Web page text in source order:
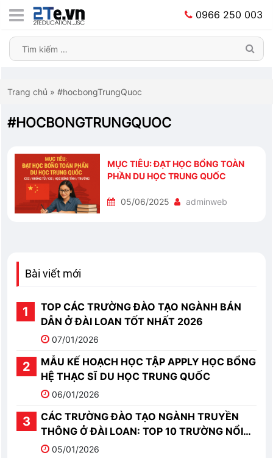
0966 250 003
Trang chủ » #hocbongTrungQuoc
#HOCBONGTRUNGQUOC
MỤC TIÊU: ĐẠT HỌC BỔNG TOÀN
PHẦN DU HỌC TRUNG QUỐC
05/06/2025 adminweb
Bài viết mới
TOP CÁC TRƯỜNG ĐÀO TẠO NGÀNH BÁN
DẪN Ở ĐÀI LOAN TỐT NHẤT 2026
07/01/2026
MẪU KẾ HOẠCH HỌC TẬP APPLY HỌC BỔNG
HỆ THẠC SĨ DU HỌC TRUNG QUỐC
06/01/2026
CÁC TRƯỜNG ĐÀO TẠO NGÀNH TRUYỀN
THÔNG Ở ĐÀI LOAN: TOP 10 TRƯỜNG NỔI
BẬT05/01/2026